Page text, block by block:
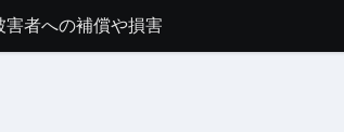
者への補償や損害賠償をわかりやすく解説